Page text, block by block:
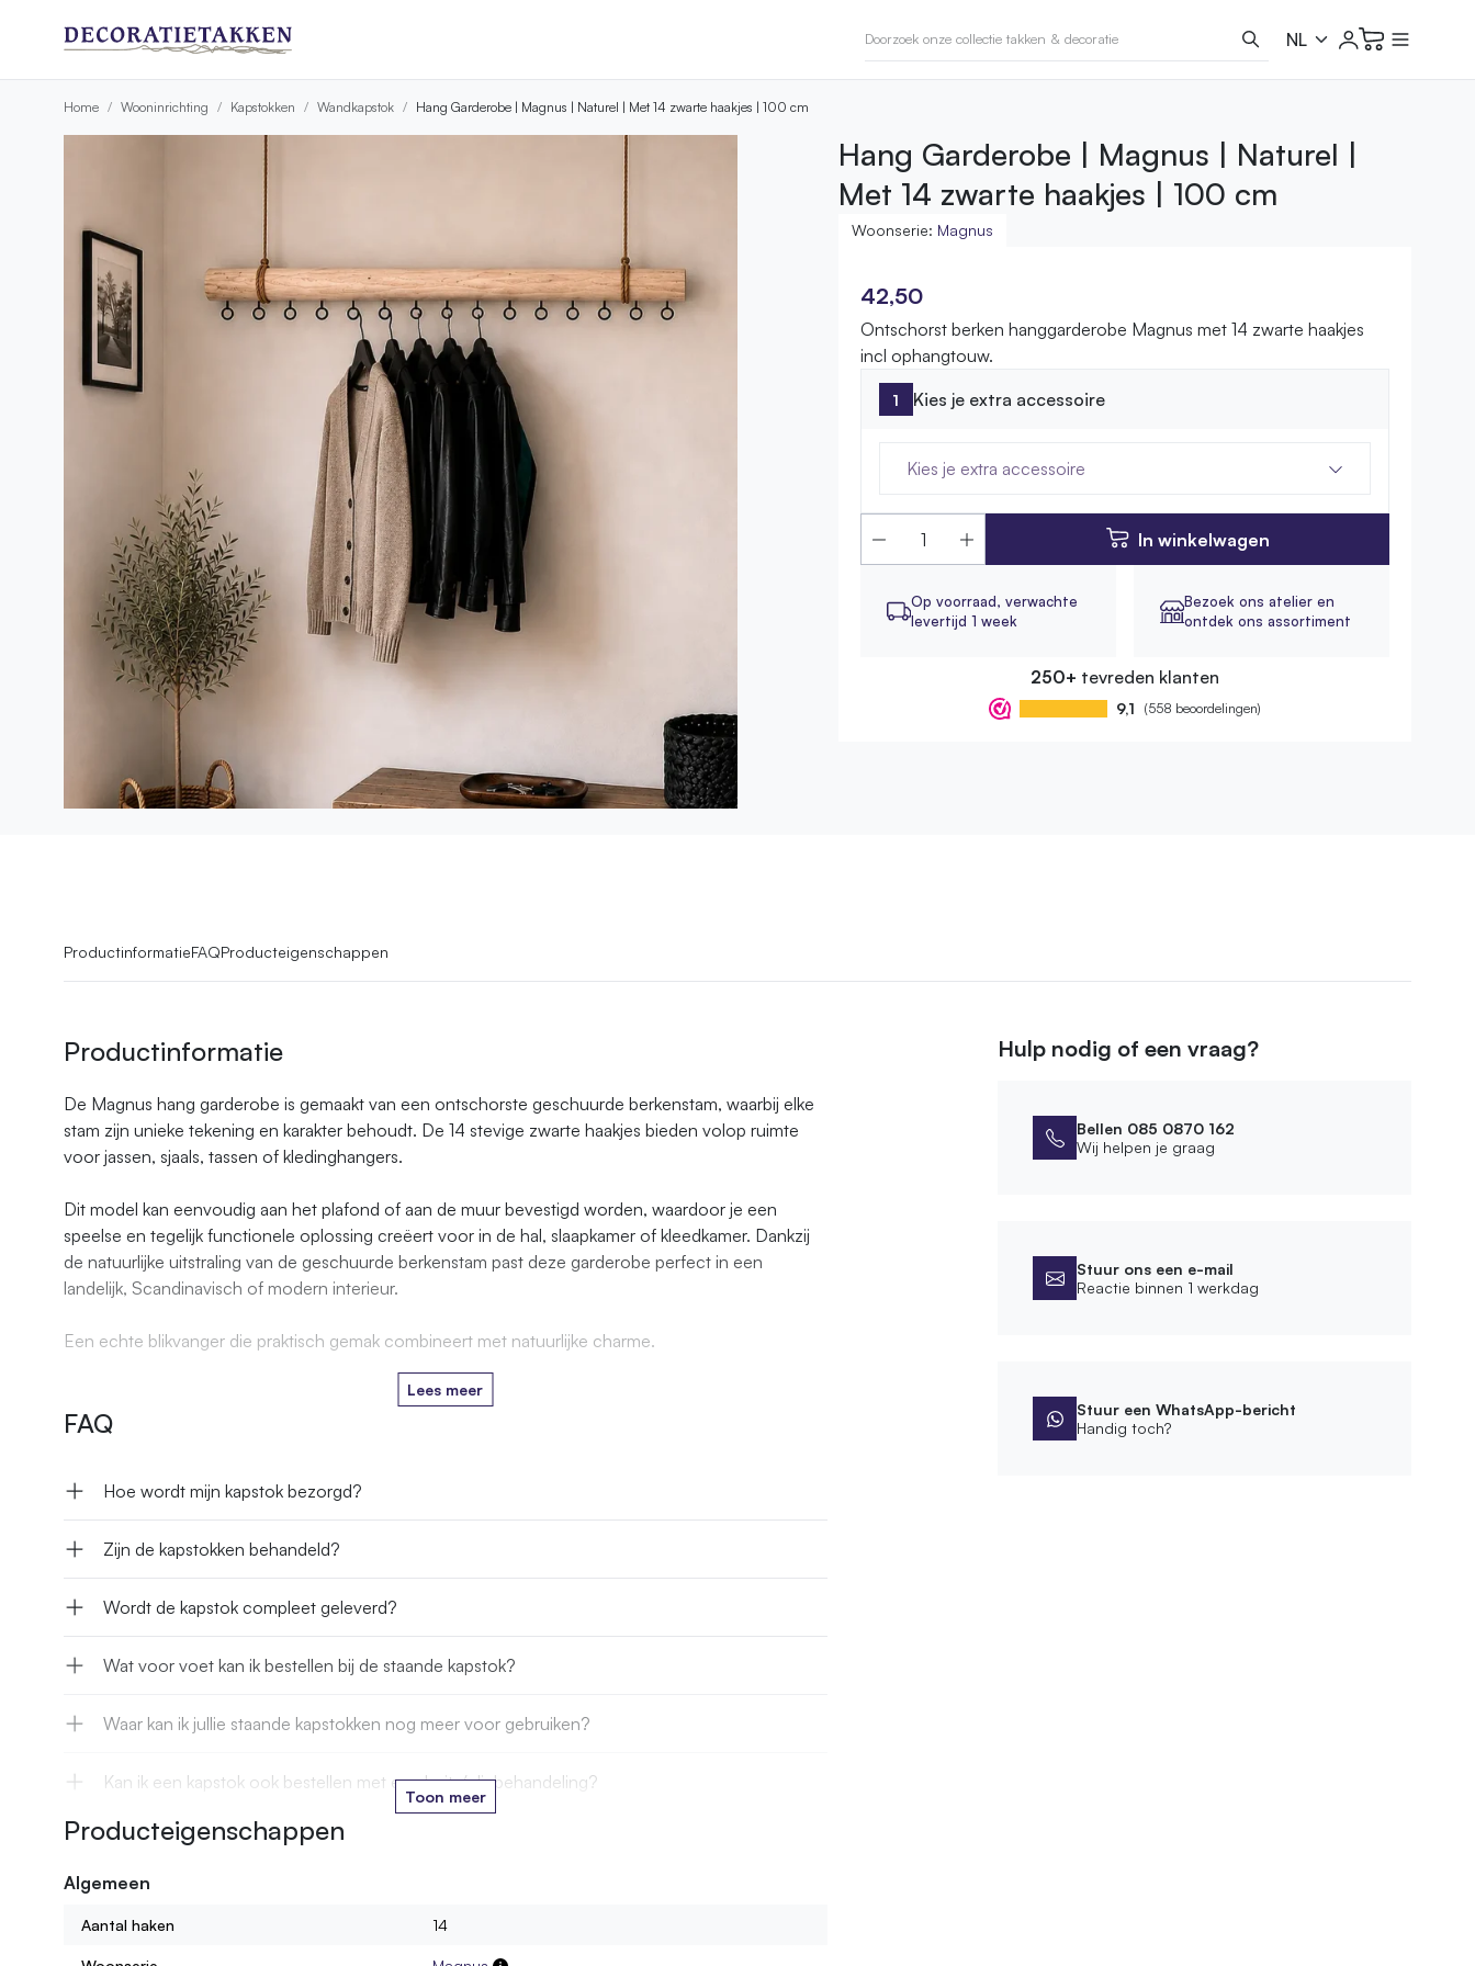
Home Wooninrichting Kapstokken Wandkapstok Hang Garderobe | Magnus | Naturel | Met 14 zwarte haakjes | 100 cm
Hang Garderobe | Magnus | Naturel |
Met 14 zwarte haakjes | 100 cm
Woonserie: Magnus
42,50
Ontschorst berken hanggarderobe Magnus met 14 zwarte haakjes
incl ophangtouw.
Kies je extra accessoire
Kies je extra accessoire
In winkelwagen
Op voorraad, verwachte
levertijd 1 week
Bezoek ons atelier en
ontdek ons assortiment
250+ tevreden klanten
9,1 (558 beoordelingen)
ProductinformatieFAQProducteigenschappen
Productinformatie
De Magnus hang garderobe is gemaakt van een ontschorste geschuurde berkenstam, waarbij elke
stam zijn unieke tekening en karakter behoudt. De 14 stevige zwarte haakjes bieden volop ruimte
voor jassen, sjaals, tassen of kledinghangers.
Dit model kan eenvoudig aan het plafond of aan de muur bevestigd worden, waardoor je een
speelse en tegelijk functionele oplossing creëert voor in de hal, slaapkamer of kleedkamer. Dankzij
de natuurlijke uitstraling van de geschuurde berkenstam past deze garderobe perfect in een
landelijk, Scandinavisch of modern interieur.
Een echte blikvanger die praktisch gemak combineert met natuurlijke charme.
Lees meer
FAQ
Hoe wordt mijn kapstok bezorgd?
Zijn de kapstokken behandeld?
Wordt de kapstok compleet geleverd?
Wat voor voet kan ik bestellen bij de staande kapstok?
Waar kan ik jullie staande kapstokken nog meer voor gebruiken?
Kan ik een kapstok ook bestellen met een beits/oliebehandeling?
Wat voor hout gebruiken jullie voor de kapstokken?
Worden de wandkapstokken compleet met bevestiging geleverd?
Toon meer
Producteigenschappen
Algemeen
Aantal haken 14
Hulp nodig of een vraag?
Bellen 085 0870 162
Wij helpen je graag
Stuur ons een e-mail
Reactie binnen 1 werkdag
Stuur een WhatsApp-bericht
Handig toch?